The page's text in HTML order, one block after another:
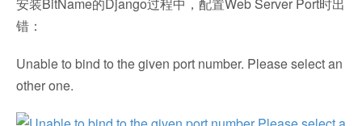
错：
Unable to bind to the given port number. Please select an
other one.